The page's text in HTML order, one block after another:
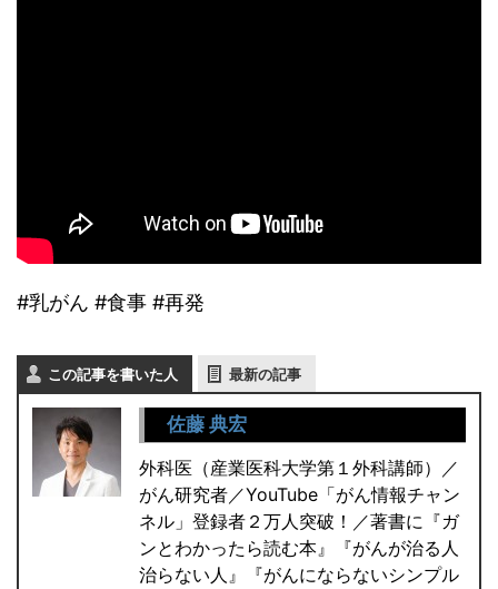
#乳がん #食事 #再発
この記事を書いた人 最新の記事
佐藤 典宏
外科医（産業医科大学第１外科講師）／
がん研究者／YouTube「がん情報チャン
ネル」登録者２万人突破！／著書に『ガ
ンとわかったら読む本』『がんが治る人
治らない人』『がんにならないシンプル